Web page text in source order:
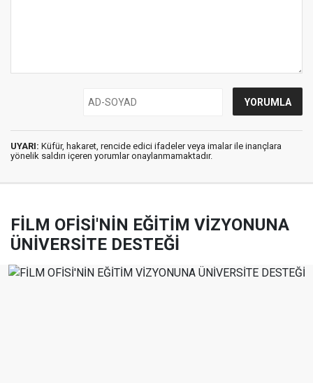
UYARI: Küfür, hakaret, rencide edici ifadeler veya imalar ile inançlara
yönelik saldırı içeren yorumlar onaylanmamaktadır.
FİLM OFİSİ'NİN EĞİTİM VİZYONUNA
ÜNİVERSİTE DESTEĞİ